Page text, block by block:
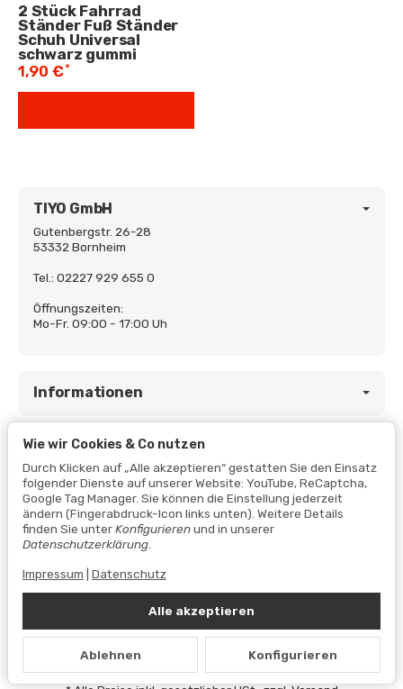
2 Stück Fahrrad
Ständer Fuß Ständer
Schuh Universal
schwarz gummi
1,90 €*
TIYO GmbH
Gutenbergstr. 26-28
53332 Bornheim
Tel.: 02227 929 655 0
Öffnungszeiten:
Mo-Fr. 09:00 - 17:00 Uh
Informationen
Gesetzliche Informationen
Vertrag widerrufen
Datenschutzerklärung•Impressum
Alle akzeptieren
Ablehnen Konfigurieren
Wie wir Cookies & Co nutzen
Durch Klicken auf „Alle akzeptieren“ gestatten Sie den Einsatz
folgender Dienste auf unserer Website: YouTube, ReCaptcha,
Google Tag Manager. Sie können die Einstellung jederzeit
ändern (Fingerabdruck-Icon links unten). Weitere Details
finden Sie unterKonfigurierenund in unserer
Datenschutzerklärung.
Impressum Datenschutz